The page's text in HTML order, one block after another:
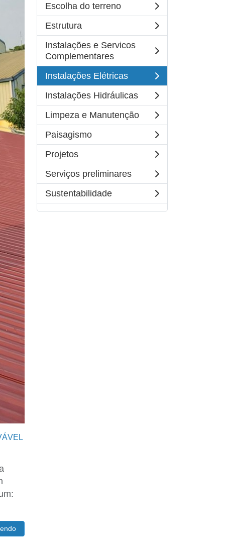
Escolha do terreno
Estrutura
Instalações e Servicos
Complementares
Instalações Elétricas
Instalações Hidráulicas
Limpeza e Manutenção
Paisagismo
Projetos
Serviços preliminares
Sustentabilidade